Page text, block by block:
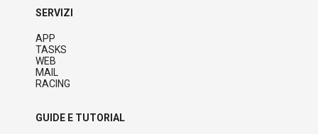
SERVIZI
APP
TASKS
WEB
MAIL
RACING
GUIDE E TUTORIAL